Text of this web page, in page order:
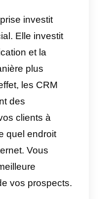
les avantages de
CRM social dans
pour gérer tous
conclusion des